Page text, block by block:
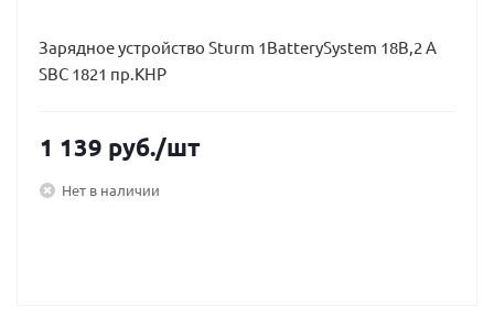
Зарядное устройство Sturm 1BatterySystem 18В,2 А
SBC 1821 пр.КНР
1 139 руб./шт
Нет в наличии